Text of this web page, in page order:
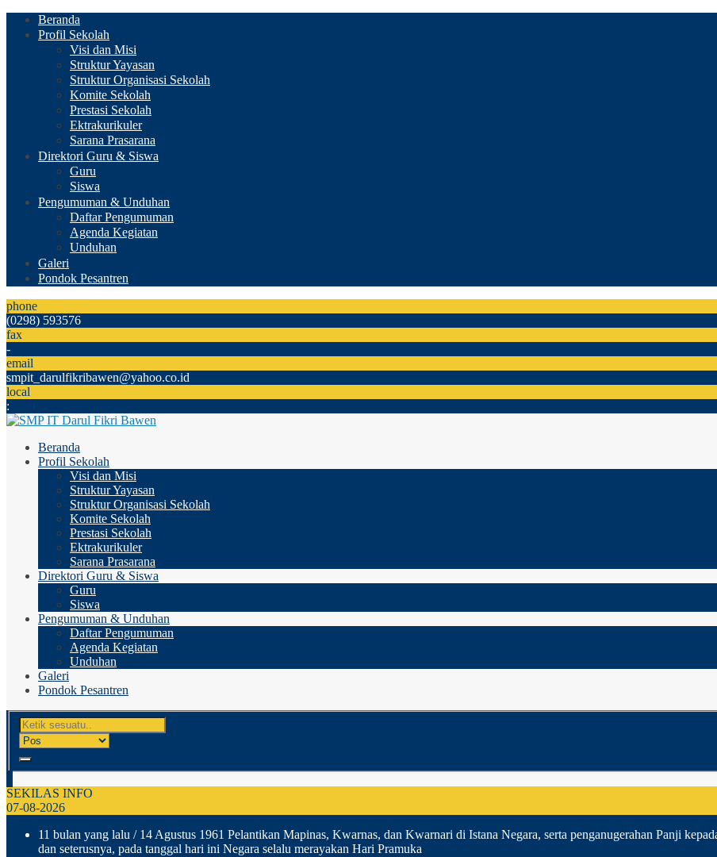
Beranda
Profil Sekolah
Visi dan Misi
Struktur Yayasan
Struktur Organisasi Sekolah
Komite Sekolah
Prestasi Sekolah
Ektrakurikuler
Sarana Prasarana
Direktori Guru & Siswa
Guru
Siswa
Pengumuman & Unduhan
Daftar Pengumuman
Agenda Kegiatan
Unduhan
Galeri
Pondok Pesantren
phone
(0298) 593576
fax
-
email
smpit_darulfikribawen@yahoo.co.id
local
:
Beranda
Profil Sekolah
Visi dan Misi
Struktur Yayasan
Struktur Organisasi Sekolah
Komite Sekolah
Prestasi Sekolah
Ektrakurikuler
Sarana Prasarana
Direktori Guru & Siswa
Guru
Siswa
Pengumuman & Unduhan
Daftar Pengumuman
Agenda Kegiatan
Unduhan
Galeri
Pondok Pesantren
SEKILAS INFO
07-08-2026
11 bulan yang lalu / 14 Agustus 1961 Pelantikan Mapinas, Kwarnas, dan Kwarnari di Istana Negara, serta penganugerahan Panji
dan seterusnya, pada tanggal hari ini Negara selalu merayakan Hari Pramuka